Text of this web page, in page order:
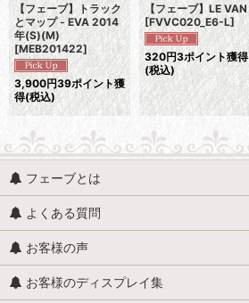
【フェーブ】トラック
とマップ - EVA 2014
年(S)(M)
[MEB201422]
3,900円39ポイント獲
得(税込)
【フェーブ】LE VAN
[FVVC020_E6-L]
320円3ポイント獲得
(税込)
フェーブとは
よくある質問
お客様の声
お客様のディスプレイ集